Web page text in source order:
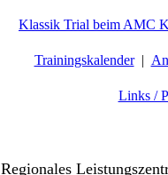
Klassik Trial beim AMC
Trainingskalender
Links /
Regionales